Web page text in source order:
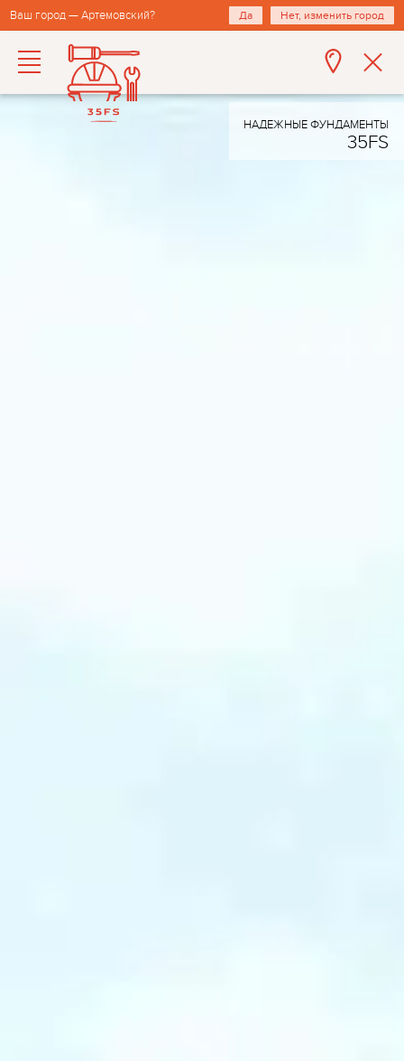
Ваш город — Артемовский? Да Нет, изменить город
НАДЕЖНЫЕ ФУНДАМЕНТЫ
35FS